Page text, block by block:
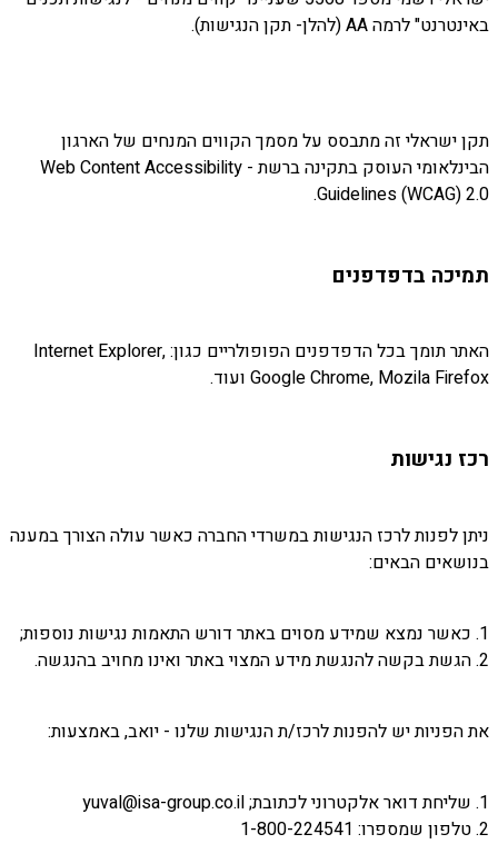
באינטרנט" לרמה AA (להלן- תקן הנגישות).
תקן ישראלי זה מתבסס על מסמך הקווים המנחים של הארגון
הבינלאומי העוסק בתקינה ברשת - Web Content Accessibility
Guidelines (WCAG) 2.0.
תמיכה בדפדפנים
האתר תומך בכל הדפדפנים הפופולריים כגון: Internet Explorer,
Google Chrome, Mozila Firefox ועוד.
רכז נגישות
ניתן לפנות לרכז הנגישות במשרדי החברה כאשר עולה הצורך במענה
בנושאים הבאים:
1. כאשר נמצא שמידע מסוים באתר דורש התאמות נגישות נוספות;
2. הגשת בקשה להנגשת מידע המצוי באתר ואינו מחויב בהנגשה.
את הפניות יש להפנות לרכז/ת הנגישות שלנו - יואב, באמצעות:
1. שליחת דואר אלקטרוני לכתובת; yuval@isa-group.co.il
2. טלפון שמספרו: 1-800-224541